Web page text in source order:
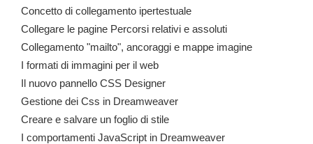
Concetto di collegamento ipertestuale
Collegare le pagine Percorsi relativi e assoluti
Collegamento "mailto", ancoraggi e mappe imagine
I formati di immagini per il web
Il nuovo pannello CSS Designer
Gestione dei Css in Dreamweaver
Creare e salvare un foglio di stile
I comportamenti JavaScript in Dreamweaver